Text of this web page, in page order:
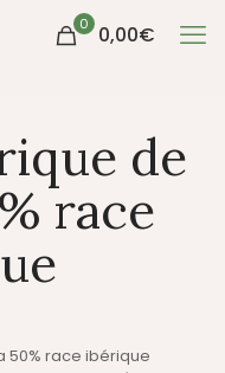
0 0,00€
de
race
50% race ibérique